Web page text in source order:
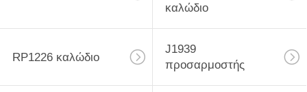
καλώδιο
RP1226 καλώδιο
J1939
προσαρμοστής